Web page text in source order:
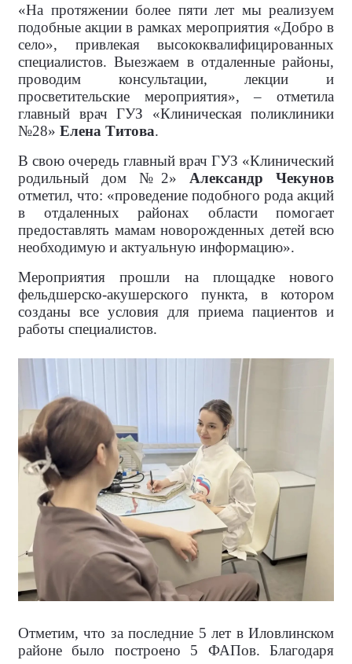
«На протяжении более пяти лет мы реализуем
подобные акции в рамках мероприятия «Добро в
село», привлекая высококвалифицированных
специалистов. Выезжаем в отдаленные районы,
проводим консультации, лекции и
просветительские мероприятия», – отметила
главный врач ГУЗ «Клиническая поликлиники
№28» Елена Титова.
В свою очередь главный врач ГУЗ «Клинический
родильный дом №2»Александр Чекунов
отметил, что: «проведение подобного рода акций
в отдаленных районах области помогает
предоставлять мамам новорожденных детей всю
необходимую и актуальную информацию».
Мероприятия прошли на площадке нового
фельдшерско-акушерского пункта, в котором
созданы все условия для приема пациентов и
работы специалистов.
Отметим, что за последние 5 лет в Иловлинском
районе было построено 5 ФАПов. Благодаря